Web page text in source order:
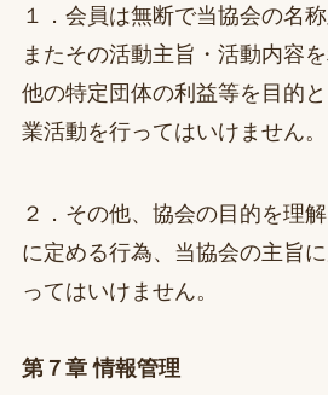
１．会員は無断で当協会の名
またその活動主旨・活動内容
他の特定団体の利益等を目的
業活動を行ってはいけません。
２．その他、協会の目的を理
に定める行為、当協会の主旨
ってはいけません。
第７章 情報管理